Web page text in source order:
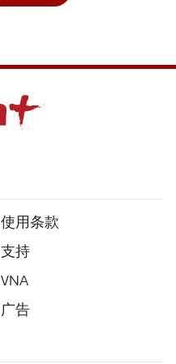
使用条款
支持
VNA
广告